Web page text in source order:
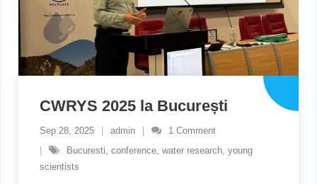
CWRYS 2025 la București
Sep 28, 2025 admin 1 Comment
Bucuresti, conference, water research, young
scientists